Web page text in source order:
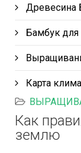
Древесина
Бамбук для
Карта
Как
землю